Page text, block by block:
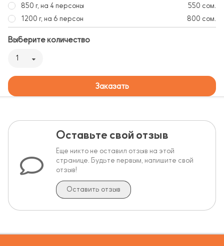
850 г, на 4 персоны
550 сом.
1200 г, на 6 персон
800 сом.
Выберите количество
1
Заказать
Оставьте свой отзыв
Еще никто не оставил отзыв на этой
странице. Будьте первым, напишите свой
отзыв!
Оставить отзыв